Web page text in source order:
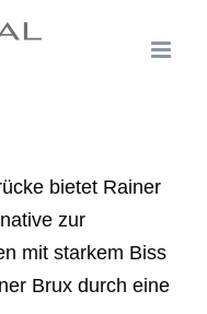
bietet Rainer
zur
mit starkem Biss
Brux durch eine